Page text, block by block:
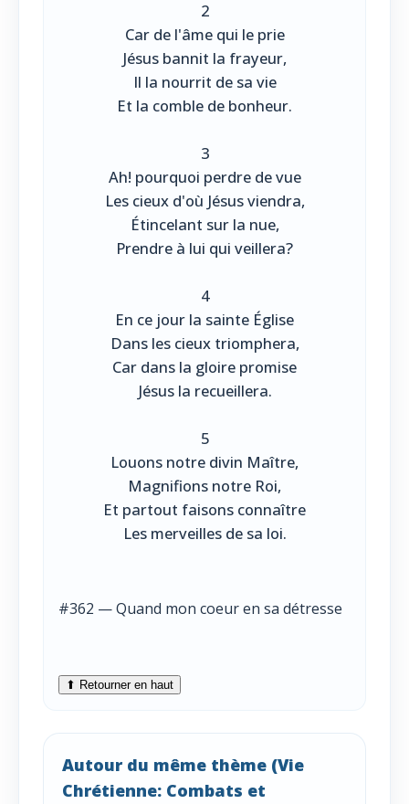
2
Car de l'âme qui le prie
Jésus bannit la frayeur,
Il la nourrit de sa vie
Et la comble de bonheur.
3
Ah! pourquoi perdre de vue
Les cieux d'où Jésus viendra,
Étincelant sur la nue,
Prendre à lui qui veillera?
4
En ce jour la sainte Église
Dans les cieux triomphera,
Car dans la gloire promise
Jésus la recueillera.
5
Louons notre divin Maître,
Magnifions notre Roi,
Et partout faisons connaître
Les merveilles de sa loi.
#362 — Quand mon coeur en sa détresse
⬆ Retourner en haut
Autour du même thème (Vie
Chrétienne: Combats et